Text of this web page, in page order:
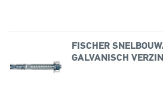
FISCHER
GALVANISCH